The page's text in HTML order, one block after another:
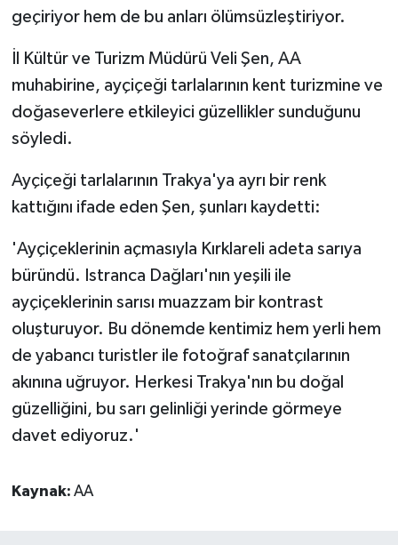
geçiriyor hem de bu anları ölümsüzleştiriyor.
İl Kültür ve Turizm Müdürü Veli Şen, AA
muhabirine, ayçiçeği tarlalarının kent turizmine ve
doğaseverlere etkileyici güzellikler sunduğunu
söyledi.
Ayçiçeği tarlalarının Trakya'ya ayrı bir renk
kattığını ifade eden Şen, şunları kaydetti:
'Ayçiçeklerinin açmasıyla Kırklareli adeta sarıya
büründü. Istranca Dağları'nın yeşili ile
ayçiçeklerinin sarısı muazzam bir kontrast
oluşturuyor. Bu dönemde kentimiz hem yerli hem
de yabancı turistler ile fotoğraf sanatçılarının
akınına uğruyor. Herkesi Trakya'nın bu doğal
güzelliğini, bu sarı gelinliği yerinde görmeye
davet ediyoruz.'
Kaynak: AA